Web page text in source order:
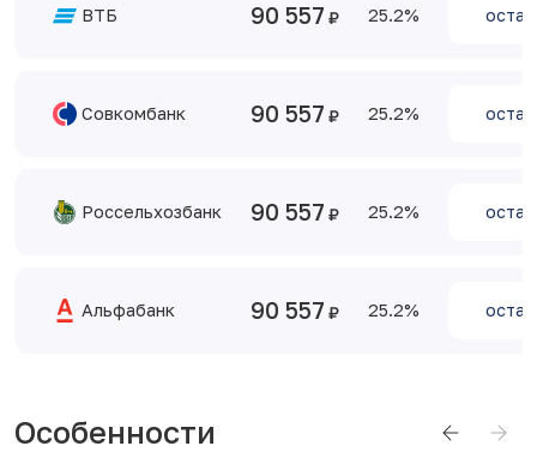
ВТБ 90 557 25.2
Совкомбанк 90 557 25.2
Россельхозбанк 90 557 25.2
Альфабанк 90 557 25.2
Особенности